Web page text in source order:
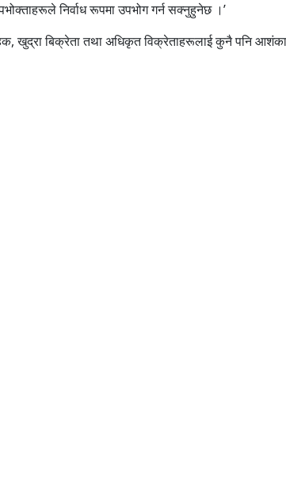
निर्वाध रूपमा उपभोग गर्न सक्नुहुनेछ ।’
खुद्रा बिक्रेता तथा अधिकृत विक्रेताहरूलाई कुनै पनि